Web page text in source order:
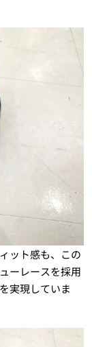
ット感も、この
ーレースを採用
実現していま